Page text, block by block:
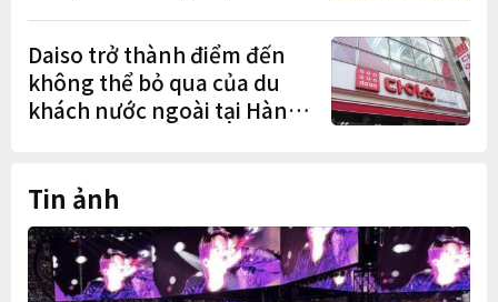
Daiso trở thành điểm đến
không thể bỏ qua của du
khách nước ngoài tại Hàn
Tin ảnh